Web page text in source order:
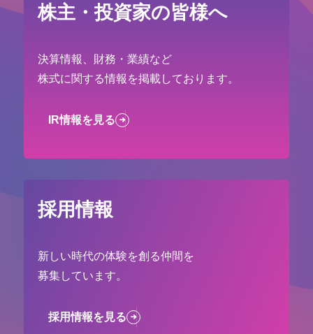
株主・投資家の皆様へ
決算情報、財務・業績など
株式に関する情報を掲載しております。
IR情報を見る
採用情報
新しい時代の体験を創る仲間を
募集しています。
採用情報を見る